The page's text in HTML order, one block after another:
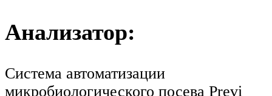
Анализатор:
Система автоматизации
микробиологического посева Previ